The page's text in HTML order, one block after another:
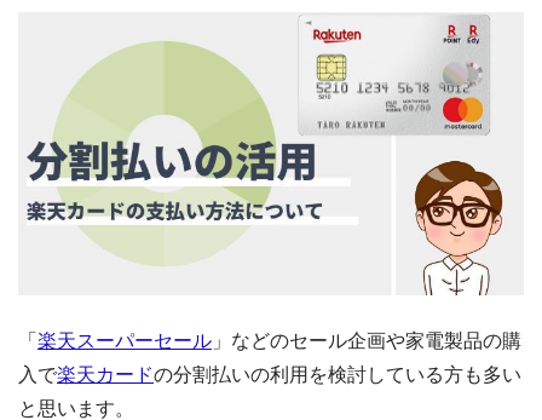
「 楽天スーパーセール 」などのセール企画や家電製品の購
入で楽天カードの分割払いの利用を検討している方も多い
と思います。